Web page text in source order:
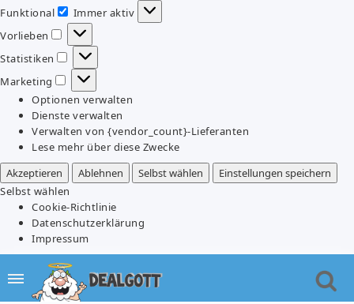
Funktional
Funktional
Immer aktiv
Vorlieben
Vorlieben
Statistiken
Statistiken
Marketing
Marketing
Optionen verwalten
Dienste verwalten
Verwalten von {vendor_count}-Lieferanten
Lese mehr über diese Zwecke
Akzeptieren
Ablehnen Selbst wählen
Einstellungen speichern
Selbst wählen
Cookie-Richtlinie
Datenschutzerklärung
Impressum